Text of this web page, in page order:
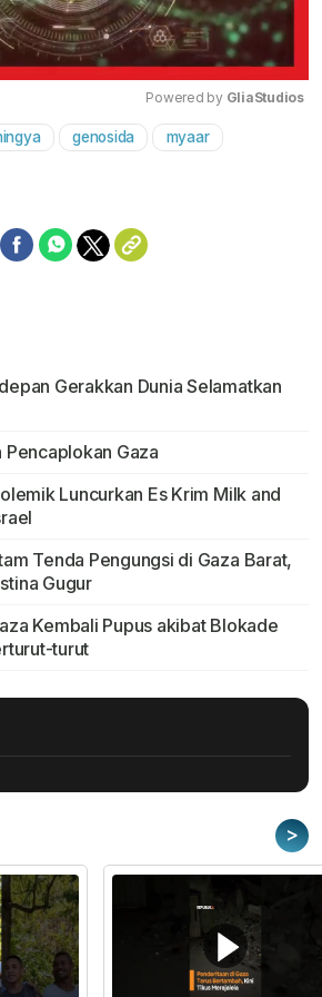
Powered by GliaStudios
genosida myaar
Gerakkan Dunia Selamatkan
Pencaplokan Gaza
Luncurkan Es Krim Milk and
Tenda Pengungsi di Gaza Barat,
Gugur
Kembali Pupus akibat Blokade
turut
>